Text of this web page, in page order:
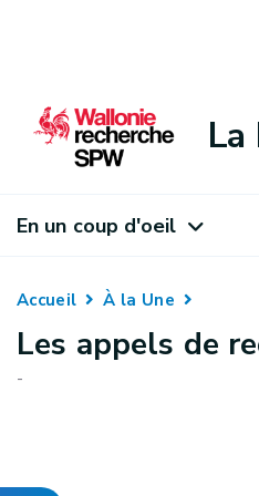
En un coup d'oeil
Accueil À la Une
Les appels de
-